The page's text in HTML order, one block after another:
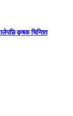
कृषक चिन्तित